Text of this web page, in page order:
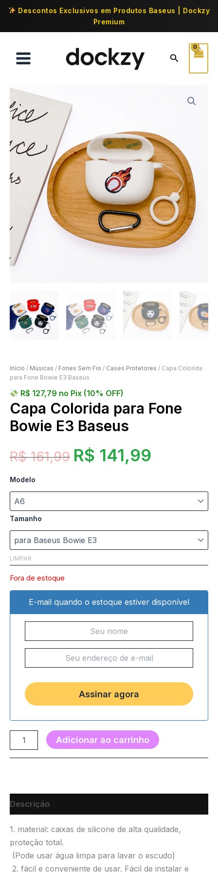
Descontos Exclusivos em Produtos Baseus | Dockzy
Premium
Início / Músicas / Fones Sem Fio / Cases Protetores / Capa Colorida
para Fone Bowie E3 Baseus
R$ 127,79 no Pix (10% OFF)
Capa Colorida para Fone
Bowie E3 Baseus
R$161,99 R$ 141,99
Modelo
Tamanho
LIMPAR
Fora de estoque
E-mail quando o estoque estiver disponível
Adicionar ao carrinho
Descrição
1. material: caixas de silicone de alta qualidade,
proteção total.
(Pode usar água limpa para lavar o escudo)
2. fácil e conveniente de usar. Fácil de instalar e